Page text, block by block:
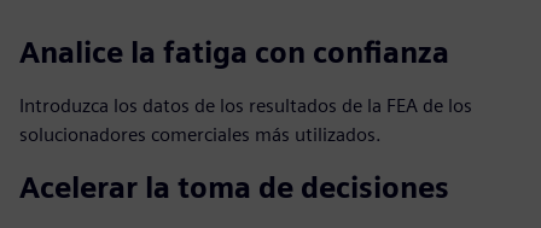
Analice la fatiga con confianza
Introduzca los datos de los resultados de la FEA de los
solucionadores comerciales más utilizados.
Acelerar la toma de decisiones